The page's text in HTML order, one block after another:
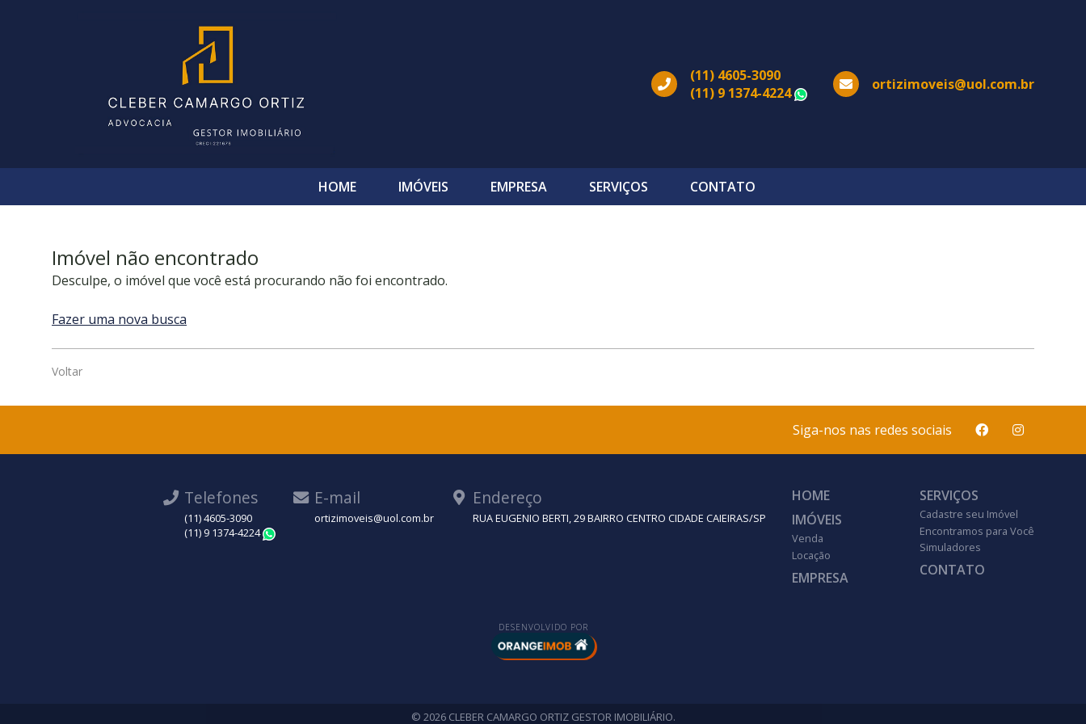
(11) 4605-3090
(11) 9 1374-4224
WhatsApp
ortizimoveis@uol.com.br
HOME IMÓVEIS EMPRESA SERVIÇOS CONTATO
Imóvel não encontrado
Desculpe, o imóvel que você está procurando não foi encontrado.
Fazer uma nova busca
Voltar
Siga-nos nas redes sociais
Telefones
(11) 4605-3090
(11) 9 1374-4224
E-mail
ortizimoveis@uol.com.br
Endereço
RUA EUGENIO BERTI, 29 BAIRRO CENTRO CIDADE CAIEIRAS/SP
HOME
IMÓVEIS
Venda
Locação
EMPRESA
SERVIÇOS
Cadastre seu Imóvel
Encontramos para Você
Simuladores
CONTATO
DESENVOLVIDO POR
© 2026 CLEBER CAMARGO ORTIZ GESTOR IMOBILIÁRIO.